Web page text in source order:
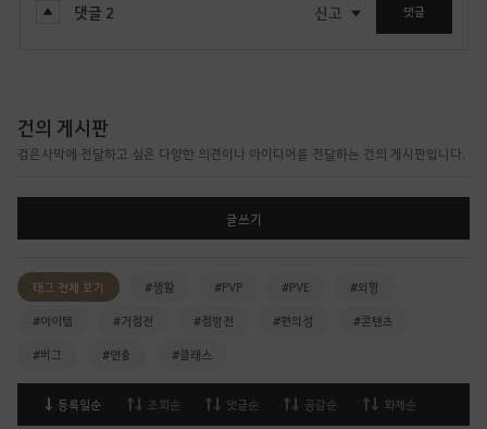
댓글 2 신고 댓글
건의 게시판
검은사막에 전달하고 싶은 다양한 의견이나 아이디어를 전달하는 건의 게시판입니다.
글쓰기
태그 전체 보기 #생활 #PVP #PVE #외형
#아이템 #거점전 #점령전 #편의성 #콘텐츠
#버그 #연출 #클래스
등록일순 조회순 댓글순 공감순 화제순